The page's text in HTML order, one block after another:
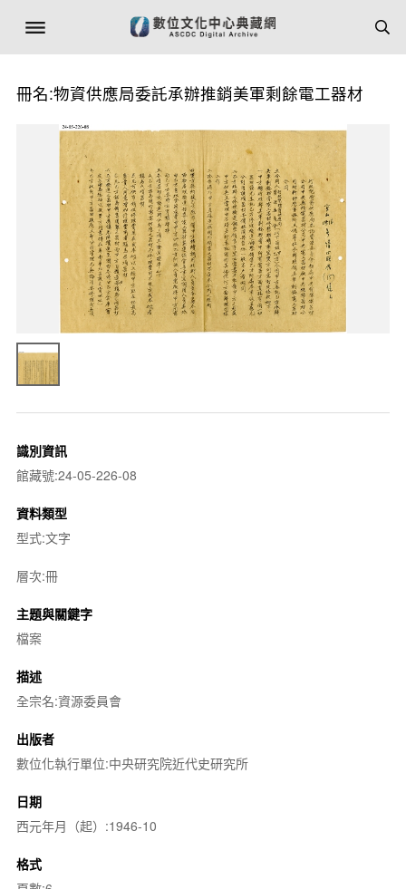
冊名:物資供應局委託承辦推銷美軍剩餘電工器材
識別資訊
館藏號:24-05-226-08
資料類型
型式:文字
層次:冊
主題與關鍵字
檔案
描述
全宗名:資源委員會
出版者
數位化執行單位:中央研究院近代史研究所
日期
西元年月（起）:1946-10
格式